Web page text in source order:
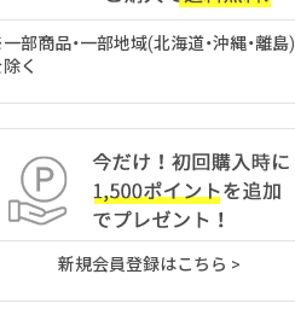
部商品・一部地域(北海道・沖縄・離島)
く
新規会員登録はこちら >